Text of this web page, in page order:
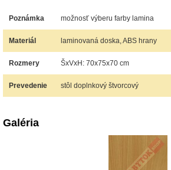
Poznámka možnosť výberu farby lamina
Materiál laminovaná doska, ABS hrany
Rozmery ŠxVxH: 70x75x70 cm
Prevedenie stôl doplnkový štvorcový
Galéria